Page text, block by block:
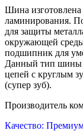
Шина изготовлена
ламинирования.
для защиты
окружающей
подшипник для
Данный тип шины
цепей с круглым
(супер зуб).
Производитель
Качество: